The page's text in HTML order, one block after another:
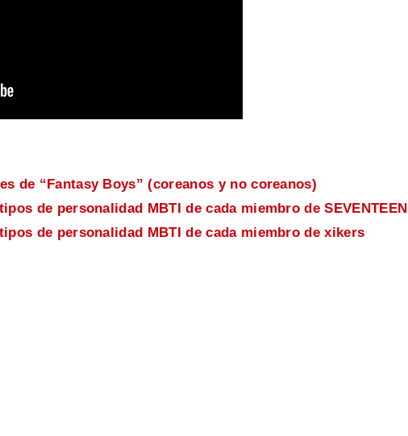
de “Fantasy Boys” (coreanos y no coreanos)
de personalidad MBTI de cada miembro de SEVENTEEN
de personalidad MBTI de cada miembro de xikers